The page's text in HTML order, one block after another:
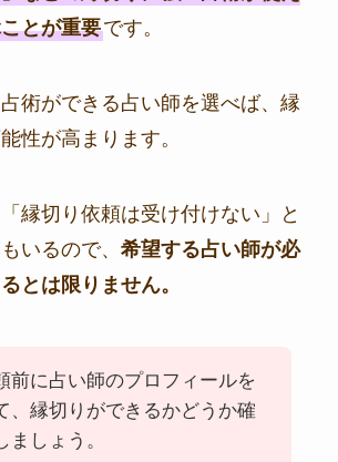
とが重要です。
術ができる占い師を選べば、縁
性が高まります。
縁切り依頼は受け付けない」と
いるので、 希望する占い師が必
とは限りません。
前に占い師のプロフィールを
、縁切りができるかどうか確
ましょう。